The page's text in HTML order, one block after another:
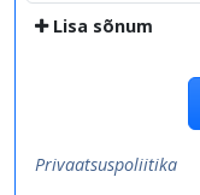
Lisa sõnum
Privaatsuspoliitika